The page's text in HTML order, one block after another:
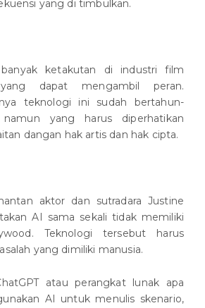
yang di timbulkan.
ketakutan di industri film
dapat mengambil peran.
teknologi ini sudah bertahun-
yang harus diperhatikan
dangan hak artis dan hak cipta.
aktor dan sutradara Justine
AI sama sekali tidak memiliki
Teknologi tersebut harus
yang dimiliki manusia.
atau perangkat lunak apa
AI untuk menulis skenario,